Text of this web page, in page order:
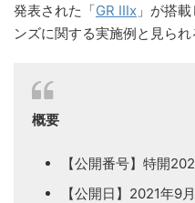
発表された「GR IIIx 」が搭
ンズに関する実施例と見られ
概要
【公開番号】特開
【公開日】2021年9